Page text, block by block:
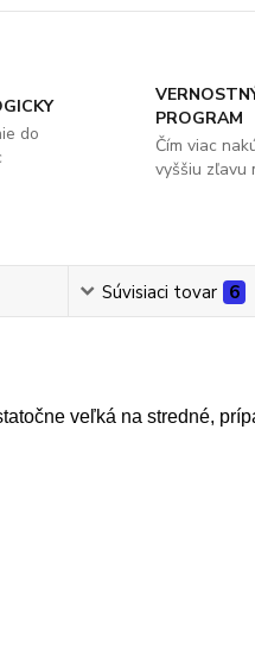
do
PROGRAM
Čím viac
vyššiu zľavu
Súvisiaci tovar 6
veľká na stredné,